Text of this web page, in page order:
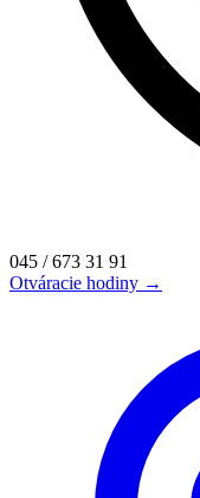
045 / 673 31 91
Otváracie hodiny →